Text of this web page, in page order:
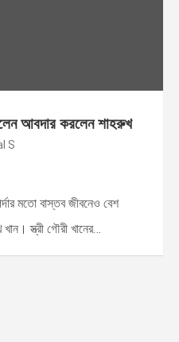
আবদার করলেন শাহরুখ
S
মতো বাস্তব জীবনেও বেশ
খান। স্ত্রী গৌরী খানের…